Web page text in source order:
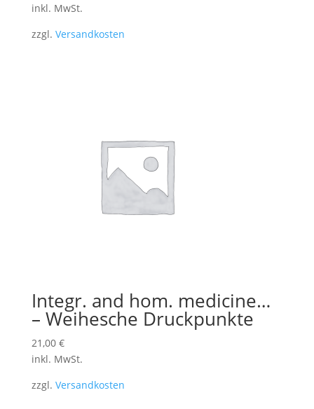
inkl. MwSt.
zzgl. Versandkosten
Integr. and hom. medicine…
– Weihesche Druckpunkte
21,00 €
inkl. MwSt.
zzgl. Versandkosten